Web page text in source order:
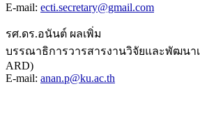
E-mail: ecti.secretary@gmail.com
รศ.ดร.อนันต์ ผลเพิ่ม
บรรณาธิการวารสารงานวิจัยและพัฒนา
ARD)
E-mail: anan.p@ku.ac.th